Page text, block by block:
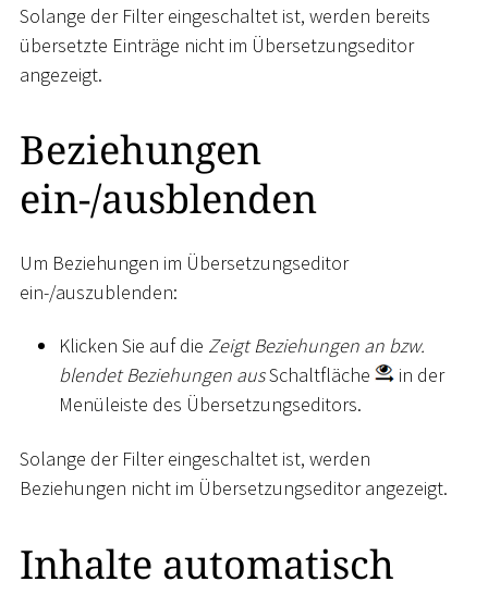
Solange der Filter eingeschaltet ist, werden bereits
übersetzte Einträge nicht im Übersetzungseditor
angezeigt.
Beziehungen
ein-/ausblenden
Um Beziehungen im Übersetzungseditor
ein-/auszublenden:
Klicken Sie auf die Zeigt Beziehungen an bzw.
blendet Beziehungen ausSchaltfläche
in der
Menüleiste des Übersetzungseditors.
Solange der Filter eingeschaltet ist, werden
Beziehungen nicht im Übersetzungseditor angezeigt.
Inhalte automatisch